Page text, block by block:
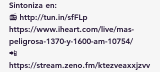
Sintoniza en:
📻 http://tun.in/sfFLp
https://www.iheart.com/live/mas-
peligrosa-1370-y-1600-am-10754/
📲
https://stream.zeno.fm/ktezveaxxjzvv